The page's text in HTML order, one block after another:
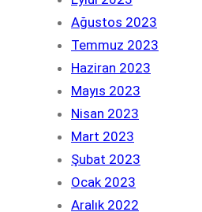
Ağustos 2023
Temmuz 2023
Haziran 2023
Mayıs 2023
Nisan 2023
Mart 2023
Şubat 2023
Ocak 2023
Aralık 2022